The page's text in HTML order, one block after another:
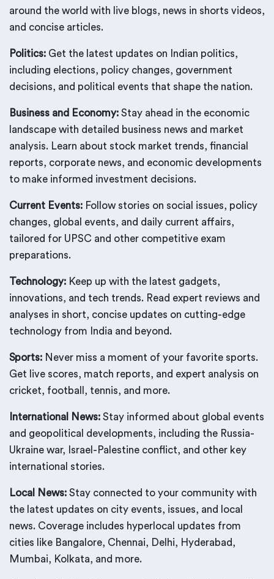
around the world with live blogs, news in shorts videos,
and concise articles.
Politics: Get the latest updates on Indian politics,
including elections, policy changes, government
decisions, and political events that shape the nation.
Business and Economy: Stay ahead in the economic
landscape with detailed business news and market
analysis. Learn about stock market trends, financial
reports, corporate news, and economic developments
to make informed investment decisions.
Current Events: Follow stories on social issues, policy
changes, global events, and daily current affairs,
tailored for UPSC and other competitive exam
preparations.
Technology: Keep up with the latest gadgets,
innovations, and tech trends. Read expert reviews and
analyses in short, concise updates on cutting-edge
technology from India and beyond.
Sports: Never miss a moment of your favorite sports.
Get live scores, match reports, and expert analysis on
cricket, football, tennis, and more.
International News: Stay informed about global events
and geopolitical developments, including the Russia-
Ukraine war, Israel-Palestine conflict, and other key
international stories.
Local News: Stay connected to your community with
the latest updates on city events, issues, and local
news. Coverage includes hyperlocal updates from
cities like Bangalore, Chennai, Delhi, Hyderabad,
Mumbai, Kolkata, and more.